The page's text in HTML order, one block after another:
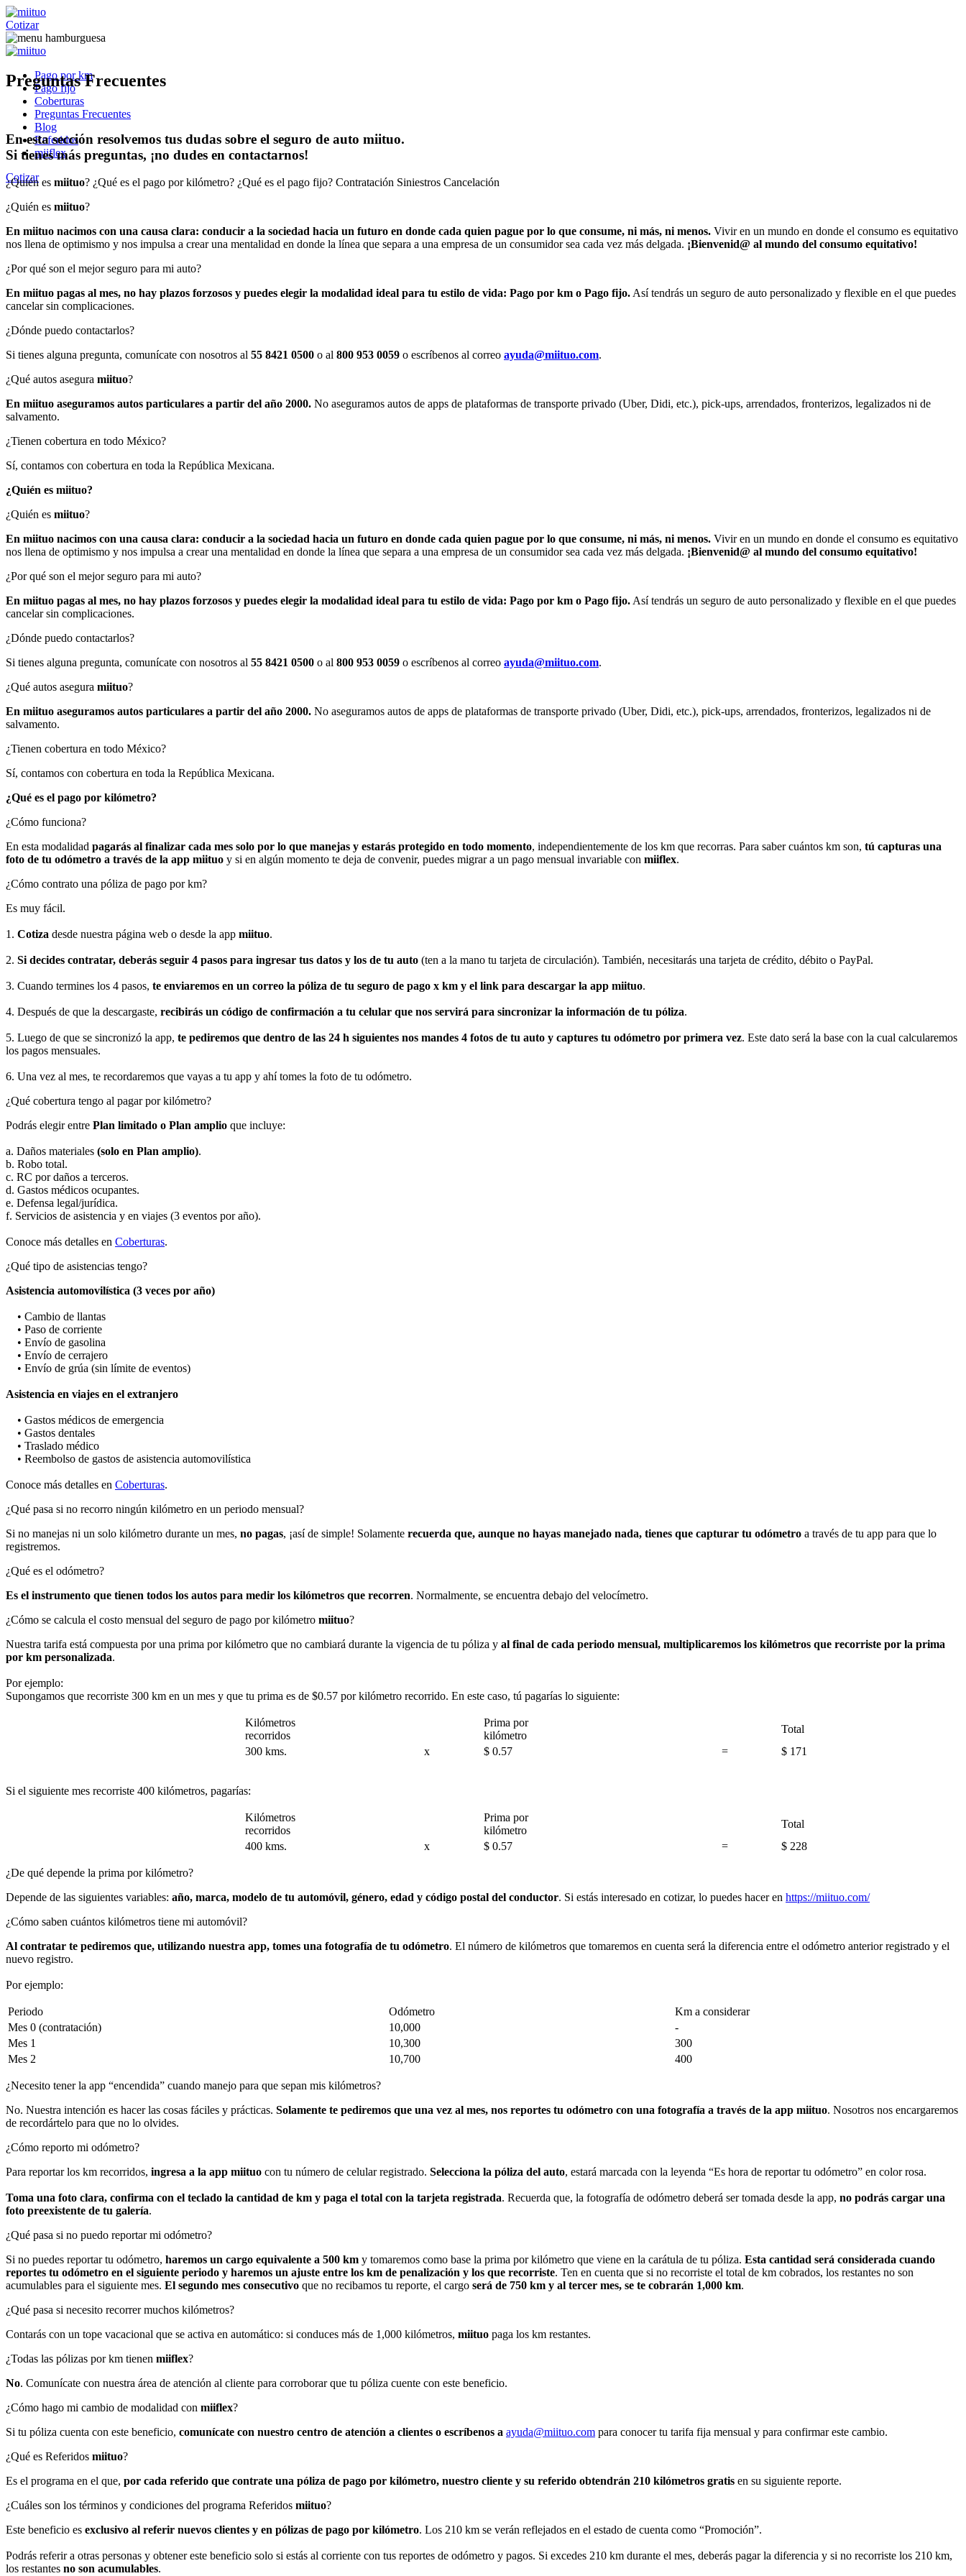
Cotizar
Pago por km
Pago fijo
Coberturas
Preguntas Frecuentes
Blog
Referidos
miiflex
Cotizar
Preguntas Frecuentes
En esta sección resolvemos tus dudas sobre el seguro de auto miituo.
Si tienes más preguntas, ¡no dudes en contactarnos!
¿Quién es miituo? ¿Qué es el pago por kilómetro? ¿Qué es el pago fijo? Contratación Siniestros Cancelación
¿Quién es miituo?
En miituo nacimos con una causa clara: conducir a la sociedad hacia un futuro en donde cada quien pague por lo que consume, ni más, ni menos. Vivir en un mundo en donde el consumo es equitativo
nos llena de optimismo y nos impulsa a crear una mentalidad en donde la línea que separa a una empresa de un consumidor sea cada vez más delgada. ¡Bienvenid@ al mundo del consumo equitativo!
¿Por qué son el mejor seguro para mi auto?
En miituo pagas al mes, no hay plazos forzosos y puedes elegir la modalidad ideal para tu estilo de vida: Pago por km o Pago fijo. Así tendrás un seguro de auto personalizado y flexible en el que puedes
cancelar sin complicaciones.
¿Dónde puedo contactarlos?
Si tienes alguna pregunta, comunícate con nosotros al 55 8421 0500 o al 800 953 0059 o escríbenos al correo ayuda@miituo.com.
¿Qué autos asegura miituo?
En miituo aseguramos autos particulares a partir del año 2000. No aseguramos autos de apps de plataformas de transporte privado (Uber, Didi, etc.), pick-ups, arrendados, fronterizos, legalizados ni de
salvamento.
¿Tienen cobertura en todo México?
Sí, contamos con cobertura en toda la República Mexicana.
¿Quién es miituo?
¿Quién es miituo?
En miituo nacimos con una causa clara: conducir a la sociedad hacia un futuro en donde cada quien pague por lo que consume, ni más, ni menos. Vivir en un mundo en donde el consumo es equitativo
nos llena de optimismo y nos impulsa a crear una mentalidad en donde la línea que separa a una empresa de un consumidor sea cada vez más delgada. ¡Bienvenid@ al mundo del consumo equitativo!
¿Por qué son el mejor seguro para mi auto?
En miituo pagas al mes, no hay plazos forzosos y puedes elegir la modalidad ideal para tu estilo de vida: Pago por km o Pago fijo. Así tendrás un seguro de auto personalizado y flexible en el que puedes
cancelar sin complicaciones.
¿Dónde puedo contactarlos?
Si tienes alguna pregunta, comunícate con nosotros al 55 8421 0500 o al 800 953 0059 o escríbenos al correo ayuda@miituo.com.
¿Qué autos asegura miituo?
En miituo aseguramos autos particulares a partir del año 2000. No aseguramos autos de apps de plataformas de transporte privado (Uber, Didi, etc.), pick-ups, arrendados, fronterizos, legalizados ni de
salvamento.
¿Tienen cobertura en todo México?
Sí, contamos con cobertura en toda la República Mexicana.
¿Qué es el pago por kilómetro?
¿Cómo funciona?
En esta modalidad pagarás al finalizar cada mes solo por lo que manejas y estarás protegido en todo momento, independientemente de los km que recorras. Para saber cuántos km son, tú capturas una
foto de tu odómetro a través de la app miituo y si en algún momento te deja de convenir, puedes migrar a un pago mensual invariable con miiflex.
¿Cómo contrato una póliza de pago por km?
Es muy fácil.
1. Cotiza desde nuestra página web o desde la app miituo.
2. Si decides contratar, deberás seguir 4 pasos para ingresar tus datos y los de tu auto (ten a la mano tu tarjeta de circulación). También, necesitarás una tarjeta de crédito, débito o PayPal.
3. Cuando termines los 4 pasos, te enviaremos en un correo la póliza de tu seguro de pago x km y el link para descargar la app miituo.
4. Después de que la descargaste, recibirás un código de confirmación a tu celular que nos servirá para sincronizar la información de tu póliza.
5. Luego de que se sincronizó la app, te pediremos que dentro de las 24 h siguientes nos mandes 4 fotos de tu auto y captures tu odómetro por primera vez. Este dato será la base con la cual calcularemos
los pagos mensuales.
6. Una vez al mes, te recordaremos que vayas a tu app y ahí tomes la foto de tu odómetro.
¿Qué cobertura tengo al pagar por kilómetro?
Podrás elegir entre Plan limitado o Plan amplio que incluye:
a. Daños materiales (solo en Plan amplio).
b. Robo total.
c. RC por daños a terceros.
d. Gastos médicos ocupantes.
e. Defensa legal/jurídica.
f. Servicios de asistencia y en viajes (3 eventos por año).
Conoce más detalles en Coberturas.
¿Qué tipo de asistencias tengo?
Asistencia automovilística (3 veces por año)
• Cambio de llantas
• Paso de corriente
• Envío de gasolina
• Envío de cerrajero
• Envío de grúa (sin límite de eventos)
Asistencia en viajes en el extranjero
• Gastos médicos de emergencia
• Gastos dentales
• Traslado médico
• Reembolso de gastos de asistencia automovilística
Conoce más detalles en Coberturas.
¿Qué pasa si no recorro ningún kilómetro en un periodo mensual?
Si no manejas ni un solo kilómetro durante un mes, no pagas, ¡así de simple! Solamente recuerda que, aunque no hayas manejado nada, tienes que capturar tu odómetro a través de tu app para que lo
registremos.
¿Qué es el odómetro?
Es el instrumento que tienen todos los autos para medir los kilómetros que recorren. Normalmente, se encuentra debajo del velocímetro.
¿Cómo se calcula el costo mensual del seguro de pago por kilómetro miituo?
Nuestra tarifa está compuesta por una prima por kilómetro que no cambiará durante la vigencia de tu póliza y al final de cada periodo mensual, multiplicaremos los kilómetros que recorriste por la prima
por km personalizada.
Por ejemplo:
Supongamos que recorriste 300 km en un mes y que tu prima es de $0.57 por kilómetro recorrido. En este caso, tú pagarías lo siguiente:
Kilómetros
recorridos
Prima por
kilómetro
Total
300 kms.
x $ 0.57 = $ 171
Si el siguiente mes recorriste 400 kilómetros, pagarías:
Kilómetros
recorridos
Prima por
kilómetro
Total
400 kms.
x $ 0.57 = $ 228
¿De qué depende la prima por kilómetro?
Depende de las siguientes variables: año, marca, modelo de tu automóvil, género, edad y código postal del conductor. Si estás interesado en cotizar, lo puedes hacer en https://miituo.com/
¿Cómo saben cuántos kilómetros tiene mi automóvil?
Al contratar te pediremos que, utilizando nuestra app, tomes una fotografía de tu odómetro. El número de kilómetros que tomaremos en cuenta será la diferencia entre el odómetro anterior registrado y el
nuevo registro.
Por ejemplo:
Periodo Odómetro
Km a considerar
Mes 0 (contratación)
10,000
-
Mes 1
10,300
300
Mes 2
10,700 400
¿Necesito tener la app “encendida” cuando manejo para que sepan mis kilómetros?
No. Nuestra intención es hacer las cosas fáciles y prácticas. Solamente te pediremos que una vez al mes, nos reportes tu odómetro con una fotografía a través de la app miituo. Nosotros nos encargaremos
de recordártelo para que no lo olvides.
¿Cómo reporto mi odómetro?
Para reportar los km recorridos, ingresa a la app miituo con tu número de celular registrado. Selecciona la póliza del auto, estará marcada con la leyenda “Es hora de reportar tu odómetro” en color rosa.
Toma una foto clara, confirma con el teclado la cantidad de km y paga el total con la tarjeta registrada. Recuerda que, la fotografía de odómetro deberá ser tomada desde la app, no podrás cargar una
foto preexistente de tu galería.
¿Qué pasa si no puedo reportar mi odómetro?
Si no puedes reportar tu odómetro, haremos un cargo equivalente a 500 km y tomaremos como base la prima por kilómetro que viene en la carátula de tu póliza. Esta cantidad será considerada cuando
reportes tu odómetro en el siguiente periodo y haremos un ajuste entre los km de penalización y los que recorriste. Ten en cuenta que si no recorriste el total de km cobrados, los restantes no son
acumulables para el siguiente mes. El segundo mes consecutivo que no recibamos tu reporte, el cargo será de 750 km y al tercer mes, se te cobrarán 1,000 km.
¿Qué pasa si necesito recorrer muchos kilómetros?
Contarás con un tope vacacional que se activa en automático: si conduces más de 1,000 kilómetros, miituo paga los km restantes.
¿Todas las pólizas por km tienen miiflex?
No. Comunícate con nuestra área de atención al cliente para corroborar que tu póliza cuente con este beneficio.
¿Cómo hago mi cambio de modalidad con miiflex?
Si tu póliza cuenta con este beneficio, comunícate con nuestro centro de atención a clientes o escríbenos a ayuda@miituo.com para conocer tu tarifa fija mensual y para confirmar este cambio.
¿Qué es Referidos miituo?
Es el programa en el que, por cada referido que contrate una póliza de pago por kilómetro, nuestro cliente y su referido obtendrán 210 kilómetros gratis en su siguiente reporte.
¿Cuáles son los términos y condiciones del programa Referidos miituo?
Este beneficio es exclusivo al referir nuevos clientes y en pólizas de pago por kilómetro. Los 210 km se verán reflejados en el estado de cuenta como “Promoción”.
Podrás referir a otras personas y obtener este beneficio solo si estás al corriente con tus reportes de odómetro y pagos. Si excedes 210 km durante el mes, deberás pagar la diferencia y si no recorriste los 210 km,
los restantes no son acumulables.